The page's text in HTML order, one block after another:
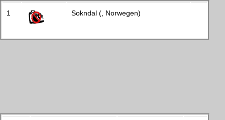
1 Sokndal (, Norwegen)